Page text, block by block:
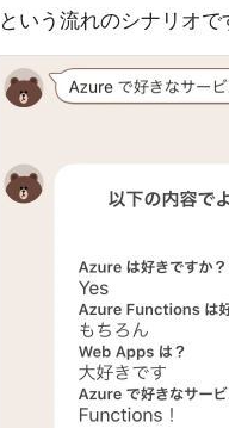
という流れのシナリオで